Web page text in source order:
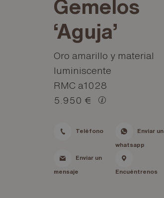
Gemelos
‘Aguja’
Oro amarillo y material
luminiscente
RMC a1028
5.950 €
Teléfono Enviar un
whatsapp
Enviar un
mensaje Encuéntrenos